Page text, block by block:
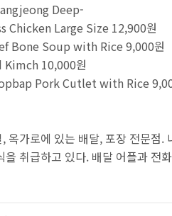
Deep-
Chicken Large Size 12,900원
Bone Soup with Rice 9,000원
10,000원
Pork Cutlet with Rice
옥가로에 있는 배달, 포장 전문점.
취급하고 있다. 배달 어플과 전